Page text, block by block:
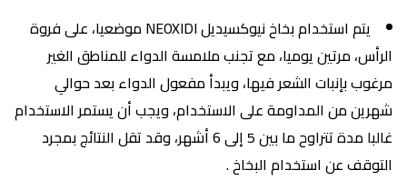
يتم استخدام بخاخ نيوكسيديل NEOXIDI موضعيا، على فروة
الرأس، مرتين يوميا، مع تجنب ملامسة الدواء للمناطق الغير
مرغوب بإنبات الشعر فيها، ويبدأ مفعول الدواء بعد حوالي
شهرين من المداومة على الاستخدام، ويجب أن يستمر الاستخدام
غالبا مدة تتراوح ما بين 5 إلى 6 أشهر، وقد تقل النتائج بمجرد
التوقف عن استخدام البخاخ .